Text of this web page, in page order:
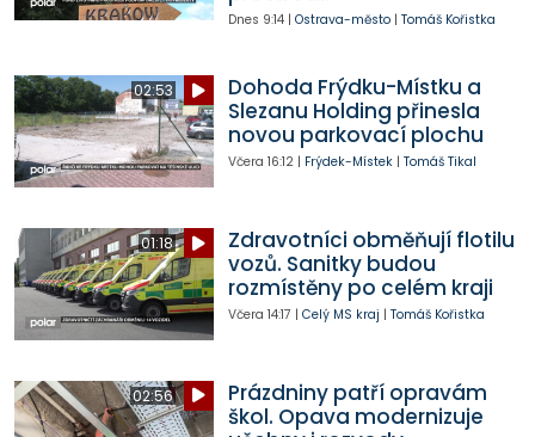
Dnes 9:14| Ostrava-město| Tomáš Kořistka
02:53
Dohoda Frýdku-Místku a
Slezanu Holding přinesla
novou parkovací plochu
Včera 16:12| Frýdek-Místek| Tomáš Tikal
01:18
Zdravotníci obměňují flotilu
vozů. Sanitky budou
rozmístěny po celém kraji
Včera 14:17 | Celý MS kraj | Tomáš Kořistka
02:56
Prázdniny patří opravám
škol. Opava modernizuje